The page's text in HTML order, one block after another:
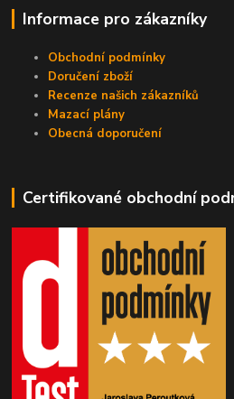
Informace pro zákazníky
Obchodní podmínky
Doručení zboží
Recenze našich zákazníků
Mazací plány
Obecná doporučení
Certifikované obchodní